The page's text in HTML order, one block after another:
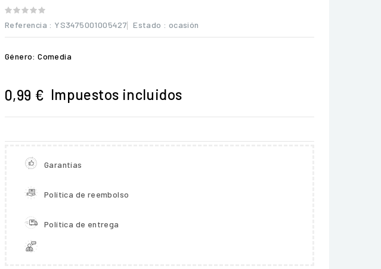
Referencia : YS3475001005427 Estado : ocasión
Género: Comedia
0,99 € Impuestos incluidos
Garantías
Política de reembolso
Política de entrega